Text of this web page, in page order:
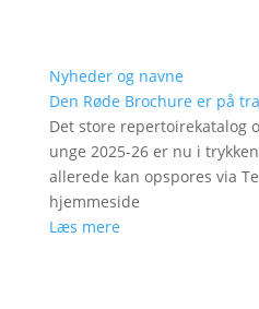
Nyheder og navne
Den Røde Brochure er på
Det store repertoirekatalog
unge 2025-26 er nu i
allerede kan opspores via
hjemmeside
Læs mere